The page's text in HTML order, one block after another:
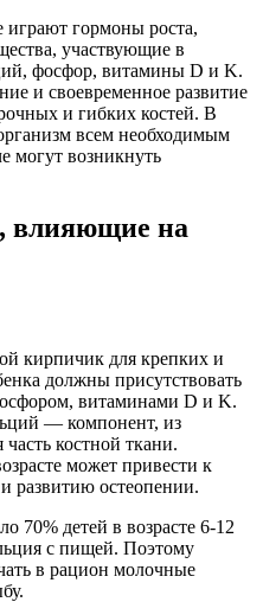
играют гормоны роста,
участвующие в
фосфор, витамины D и K.
и своевременное развитие
и гибких костей. В
всем необходимым
могут возникнуть
влияющие на
кирпичик для крепких и
должны присутствовать
витаминами D и K.
— компонент, из
костной ткани.
может привести к
развитию остеопении.
70% детей в возрасте 6-12
с пищей. Поэтому
в рацион молочные